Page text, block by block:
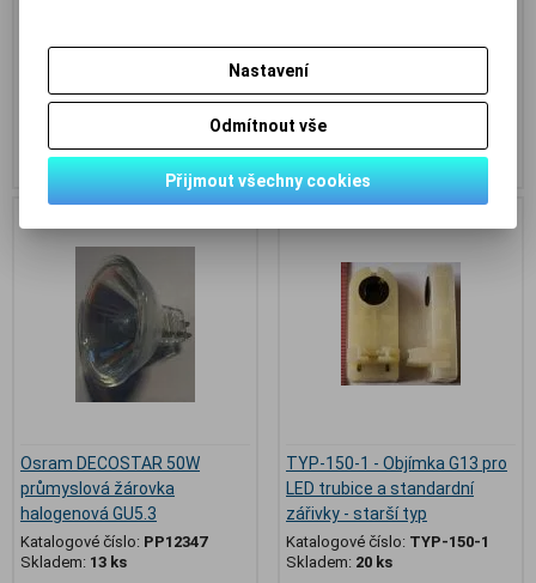
50 Kč
Koupit
žlutá LED
50 Kč
41 Kč (bez DPH:)
Koupit
Osram DECOSTAR 50W
průmyslová žárovka
halogenová GU5.3
Katalogové číslo: PP12347
Skladem: 13 ks
TYP-150-1 - Objímka G13 pro
LED trubice a standardní
zářivky - starší typ
Katalogové číslo: TYP-150-1
Skladem: 20 ks
Nastavení
Odmítnout vše
Přijmout všechny cookies